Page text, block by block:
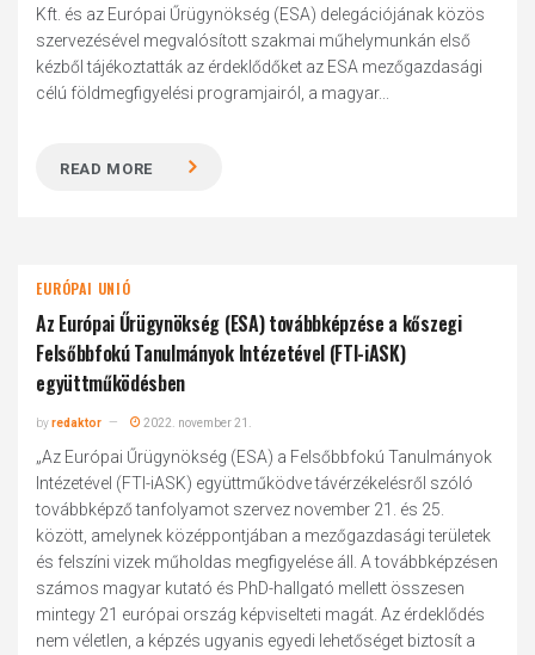
Kft. és az Európai Űrügynökség (ESA) delegációjának közös
szervezésével megvalósított szakmai műhelymunkán első
kézből tájékoztatták az érdeklődőket az ESA mezőgazdasági
célú földmegfigyelési programjairól, a magyar...
READ MORE
EURÓPAI UNIÓ
Az Európai Űrügynökség (ESA) továbbképzése a kőszegi
Felsőbbfokú Tanulmányok Intézetével (FTI-iASK)
együttműködésben
byredaktor 2022. november 21.
„Az Európai Űrügynökség (ESA) a Felsőbbfokú Tanulmányok
Intézetével (FTI-iASK) együttműködve távérzékelésről szóló
továbbképző tanfolyamot szervez november 21. és 25.
között, amelynek középpontjában a mezőgazdasági területek
és felszíni vizek műholdas megfigyelése áll. A továbbképzésen
számos magyar kutató és PhD-hallgató mellett összesen
mintegy 21 európai ország képviselteti magát. Az érdeklődés
nem véletlen, a képzés ugyanis egyedi lehetőséget biztosít a